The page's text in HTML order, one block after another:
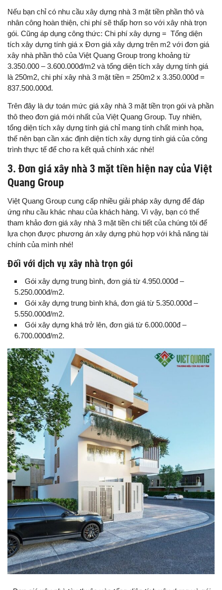
Nếu bạn chỉ có nhu cầu xây dựng nhà 3 mặt tiền phần thô và
nhân công hoàn thiện, chi phí sẽ thấp hơn so với xây nhà trọn
gói. Cũng áp dụng công thức: Chi phí xây dựng = Tổng diện
tích xây dựng tính giá x Đơn giá xây dựng trên m2 với đơn giá
xây nhà phần thô của Việt Quang Group trong khoảng từ
3.350.000 – 3.600.000đ/m2 và tổng diện tích xây dựng tính giá
là 250m2, chi phí xây nhà 3 mặt tiền = 250m2 x 3.350.000đ =
837.500.000đ.
Trên đây là dự toán mức giá xây nhà 3 mặt tiền trọn gói và phần
thô theo đơn giá mới nhất của Việt Quang Group. Tuy nhiên,
tổng diện tích xây dựng tính giá chỉ mang tính chất minh họa,
thế nên bạn cần xác định diện tích xây dựng tính giá của công
trình thực tế để cho ra kết quả chính xác nhé!
3. Đơn giá xây nhà 3 mặt tiền hiện nay của Việt
Quang Group
Việt Quang Group cung cấp nhiều giải pháp xây dựng để đáp
ứng nhu cầu khác nhau của khách hàng. Vì vậy, bạn có thể
tham khảo đơn giá xây nhà 3 mặt tiền chi tiết của chúng tôi để
lựa chọn được phương án xây dựng phù hợp với khả năng tài
chính của mình nhé!
Đối với dịch vụ xây nhà trọn gói
Gói xây dựng trung bình, đơn giá từ 4.950.000đ –
5.250.000đ/m2.
Gói xây dựng trung bình khá, đơn giá từ 5.350.000đ –
5.550.000đ/m2.
Gói xây dựng khá trở lên, đơn giá từ 6.000.000đ –
6.700.000đ/m2.